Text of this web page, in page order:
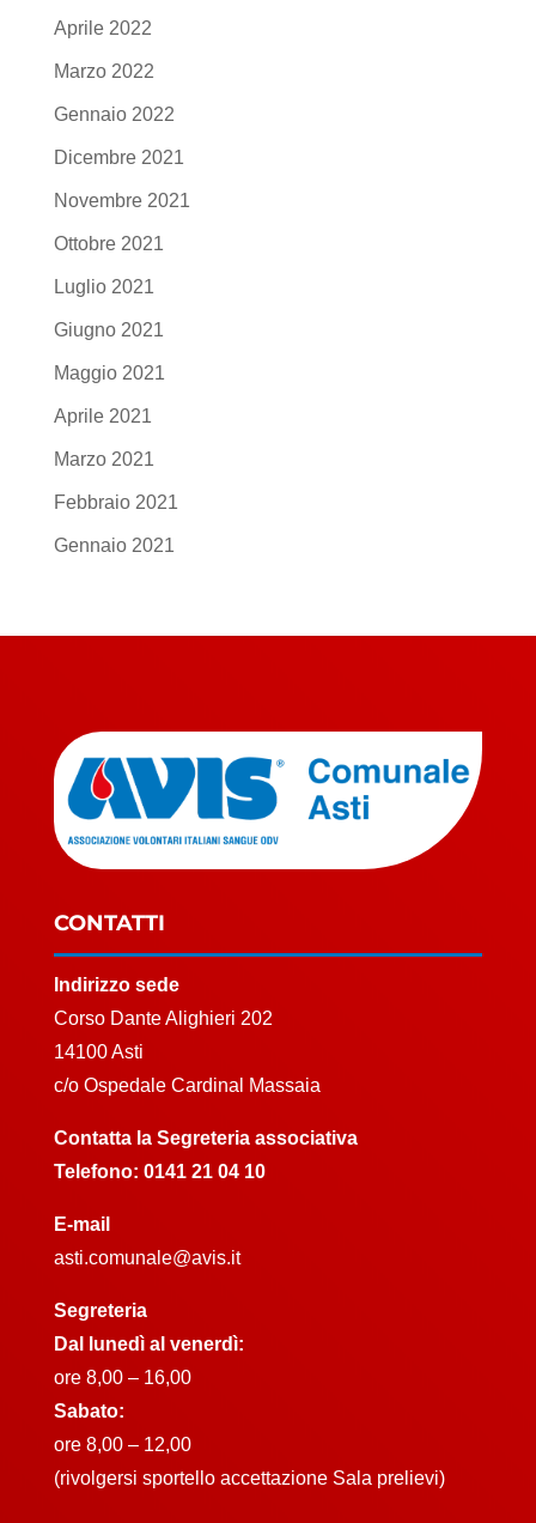
Aprile 2022
Marzo 2022
Gennaio 2022
Dicembre 2021
Novembre 2021
Ottobre 2021
Luglio 2021
Giugno 2021
Maggio 2021
Aprile 2021
Marzo 2021
Febbraio 2021
Gennaio 2021
CONTATTI
Indirizzo sede
Corso Dante Alighieri 202
14100 Asti
c/o Ospedale Cardinal Massaia
Contatta la Segreteria associativa
Telefono: 0141 21 04 10
E-mail
asti.comunale@avis.it
Segreteria
Dal lunedì al venerdì:
ore 8,00 – 16,00
Sabato:
ore 8,00 – 12,00
(rivolgersi sportello accettazione Sala prelievi)